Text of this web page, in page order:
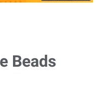
Beads